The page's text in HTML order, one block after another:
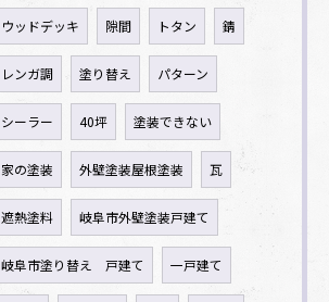
ウッドデッキ 隙間 トタン 錆
レンガ調 塗り替え パターン
シーラー 40坪 塗装できない
家の塗装 外壁塗装屋根塗装 瓦
遮熱塗料 岐阜市外壁塗装戸建て
岐阜市塗り替え 戸建て 一戸建て